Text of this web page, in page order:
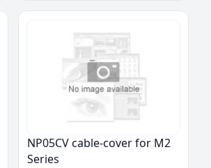
NP05CV cable-cover for M2
Series